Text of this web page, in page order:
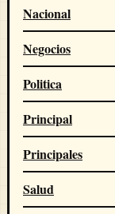
Nacional
Negocios
Politica
Principal
Principales
Salud